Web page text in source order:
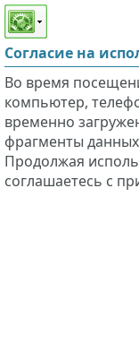
Этот сайт
слабовидящих
Согласие на
Во время
компьютер,
временно
фрагменты
Продолжая
соглашаетесь с